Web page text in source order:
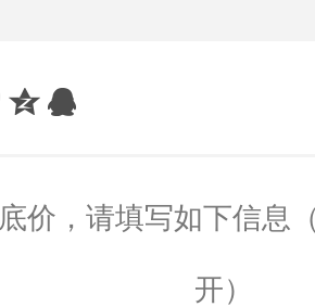
底价，请填写如下信息
开）